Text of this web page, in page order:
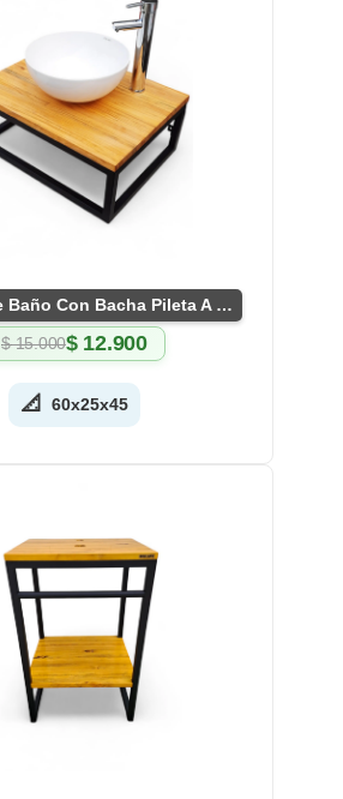
Mueble De Baño Con Bacha Pileta A Medida En Madera
$15.000 El
era:
$12.900
El
es:
📐 60x25x45